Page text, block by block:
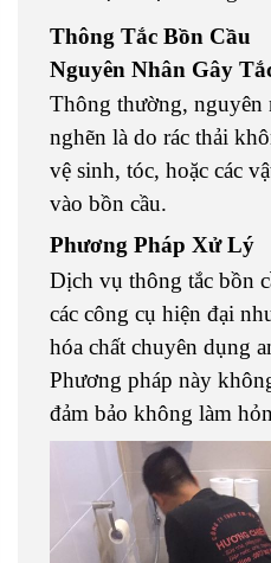
Thông Tắc Bồn Cầu
Nguyên Nhân Gây
Thông thường, nguyên
nghẽn là do rác thải
vệ sinh, tóc, hoặc các
vào bồn cầu.
Phương Pháp Xử Lý
Dịch vụ thông tắc bồn
các công cụ hiện đại
hóa chất chuyên dụng
Phương pháp này
đảm bảo không làm